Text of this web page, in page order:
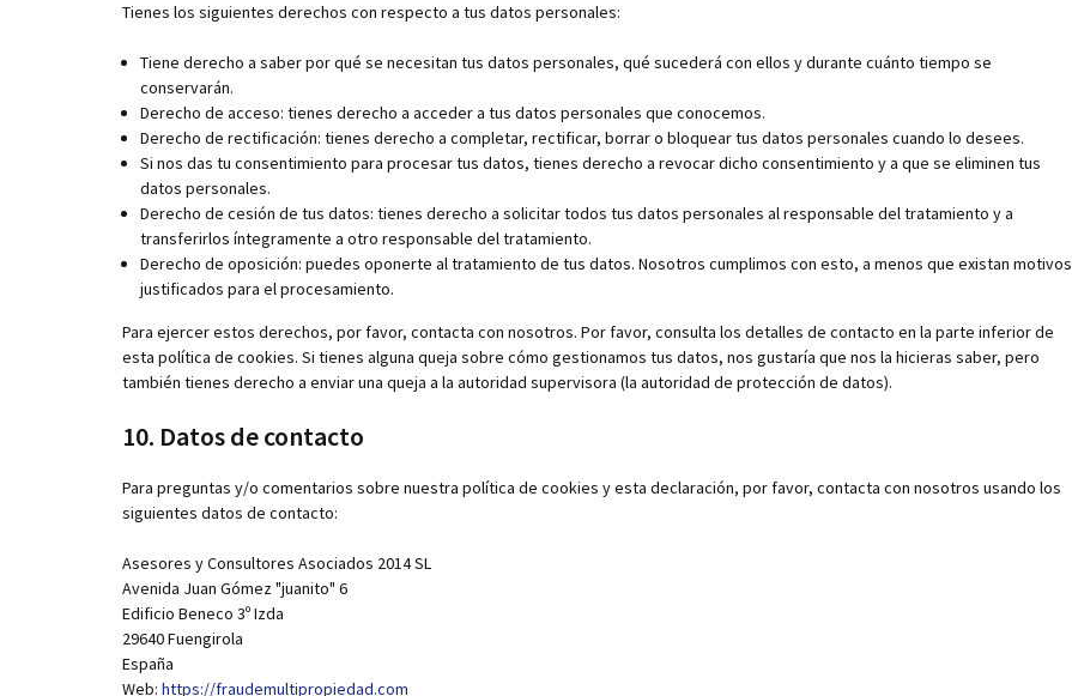
Tienes los siguientes derechos con respecto a tus datos personales:
Tiene derecho a saber por qué se necesitan tus datos personales, qué sucederá con ellos y durante cuánto tiempo se
conservarán.
Derecho de acceso: tienes derecho a acceder a tus datos personales que conocemos.
Derecho de rectificación: tienes derecho a completar, rectificar, borrar o bloquear tus datos personales cuando lo desees.
Si nos das tu consentimiento para procesar tus datos, tienes derecho a revocar dicho consentimiento y a que se eliminen tus
datos personales.
Derecho de cesión de tus datos: tienes derecho a solicitar todos tus datos personales al responsable del tratamiento y a
transferirlos íntegramente a otro responsable del tratamiento.
Derecho de oposición: puedes oponerte al tratamiento de tus datos. Nosotros cumplimos con esto, a menos que existan motivos
justificados para el procesamiento.
Para ejercer estos derechos, por favor, contacta con nosotros. Por favor, consulta los detalles de contacto en la parte inferior de
esta política de cookies. Si tienes alguna queja sobre cómo gestionamos tus datos, nos gustaría que nos la hicieras saber, pero
también tienes derecho a enviar una queja a la autoridad supervisora (la autoridad de protección de datos).
10. Datos de contacto
Para preguntas y/o comentarios sobre nuestra política de cookies y esta declaración, por favor, contacta con nosotros usando los
siguientes datos de contacto:
Asesores y Consultores Asociados 2014 SL
Avenida Juan Gómez "juanito" 6
Edificio Beneco 3º Izda
29640 Fuengirola
España
Web: https://fraudemultipropiedad.com